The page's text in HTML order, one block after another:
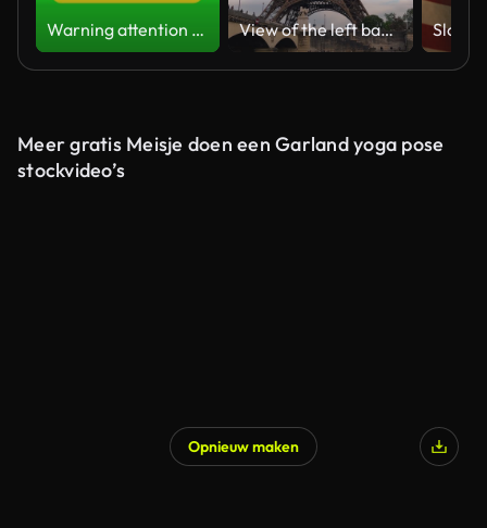
Warning attention yellow hazard message street sign 4k green screen caution animation View of the left bank of the Seine River, the Eiffel Tower, boats sailing on the river, the Quai Jacques-Chirac embankment and Pont d'Iena, Jena Bridge spanning the River Seine of Paris, France.
Meer gratis Meisje doen een Garland yoga pose
stockvideo’s
Opnieuw maken